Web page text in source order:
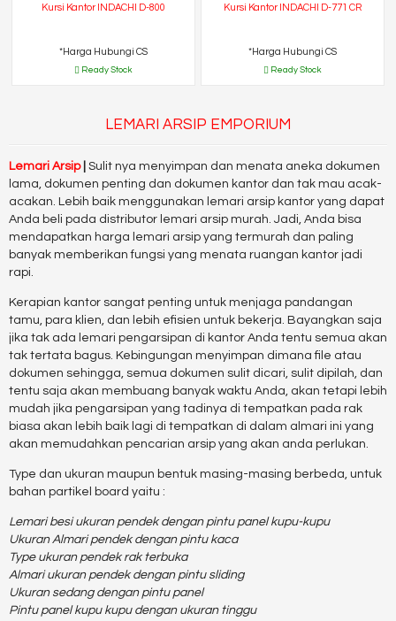
Kursi Kantor INDACHI D-800
*Harga Hubungi CS
Ready Stock
Kursi Kantor INDACHI D-771 CR
*Harga Hubungi CS
Ready Stock
LEMARI ARSIP EMPORIUM
Lemari Arsip| Sulit nya menyimpan dan menata aneka dokumen
lama, dokumen penting dan dokumen kantor dan tak mau acak-
acakan. Lebih baik menggunakan lemari arsip kantor yang dapat
Anda beli pada distributor lemari arsip murah. Jadi, Anda bisa
mendapatkan harga lemari arsip yang termurah dan paling
banyak memberikan fungsi yang menata ruangan kantor jadi
rapi.
Kerapian kantor sangat penting untuk menjaga pandangan
tamu, para klien, dan lebih efisien untuk bekerja. Bayangkan saja
jika tak ada lemari pengarsipan di kantor Anda tentu semua akan
tak tertata bagus. Kebingungan menyimpan dimana file atau
dokumen sehingga, semua dokumen sulit dicari, sulit dipilah, dan
tentu saja akan membuang banyak waktu Anda, akan tetapi lebih
mudah jika pengarsipan yang tadinya di tempatkan pada rak
biasa akan lebih baik lagi di tempatkan di dalam almari ini yang
akan memudahkan pencarian arsip yang akan anda perlukan.
Type dan ukuran maupun bentuk masing-masing berbeda, untuk
bahan partikel board yaitu :
Lemari besi ukuran pendek dengan pintu panel kupu-kupu
Ukuran Almari pendek dengan pintu kaca
Type ukuran pendek rak terbuka
Almari ukuran pendek dengan pintu sliding
Ukuran sedang dengan pintu panel
Pintu panel kupu kupu dengan ukuran tinggu